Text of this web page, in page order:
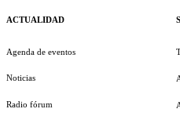
ACTUALIDAD
Agenda de eventos
Noticias
Radio fórum